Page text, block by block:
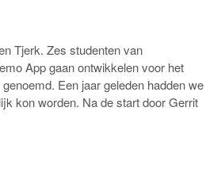
Tjerk. Zes studenten van
App gaan ontwikkelen voor het
Een jaar geleden hadden we
kon worden. Na de start door Gerrit